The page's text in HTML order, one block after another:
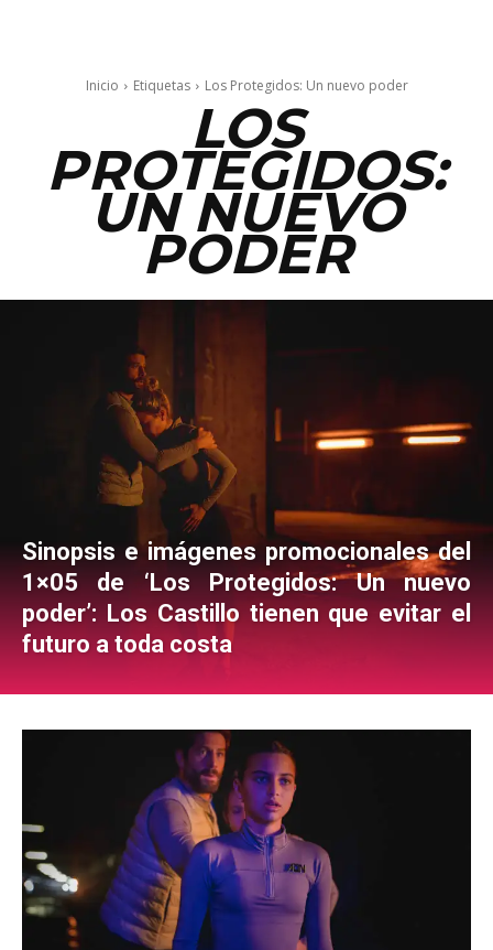
Inicio Etiquetas Los Protegidos: Un nuevo poder
LOS
PROTEGIDOS:
UN NUEVO
PODER
Sinopsis e imágenes promocionales del
1×05 de ‘Los Protegidos: Un nuevo
poder’: Los Castillo tienen que evitar el
futuro a toda costa